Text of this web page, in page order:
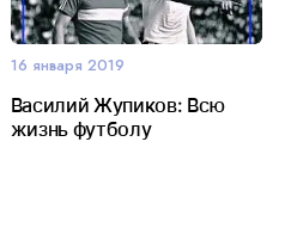
16 января 2019
Василий Жупиков: Всю
жизнь футболу